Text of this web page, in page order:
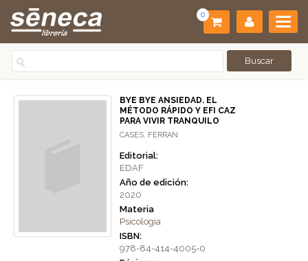
0
BYE BYE ANSIEDAD. EL
MÉTODO RÁPIDO Y EFI CAZ
PARA VIVIR TRANQUILO
CASES, FERRAN
Editorial:
EDAF
Año de edición:
2020
Materia
Psicologia
ISBN:
978-84-414-4005-0